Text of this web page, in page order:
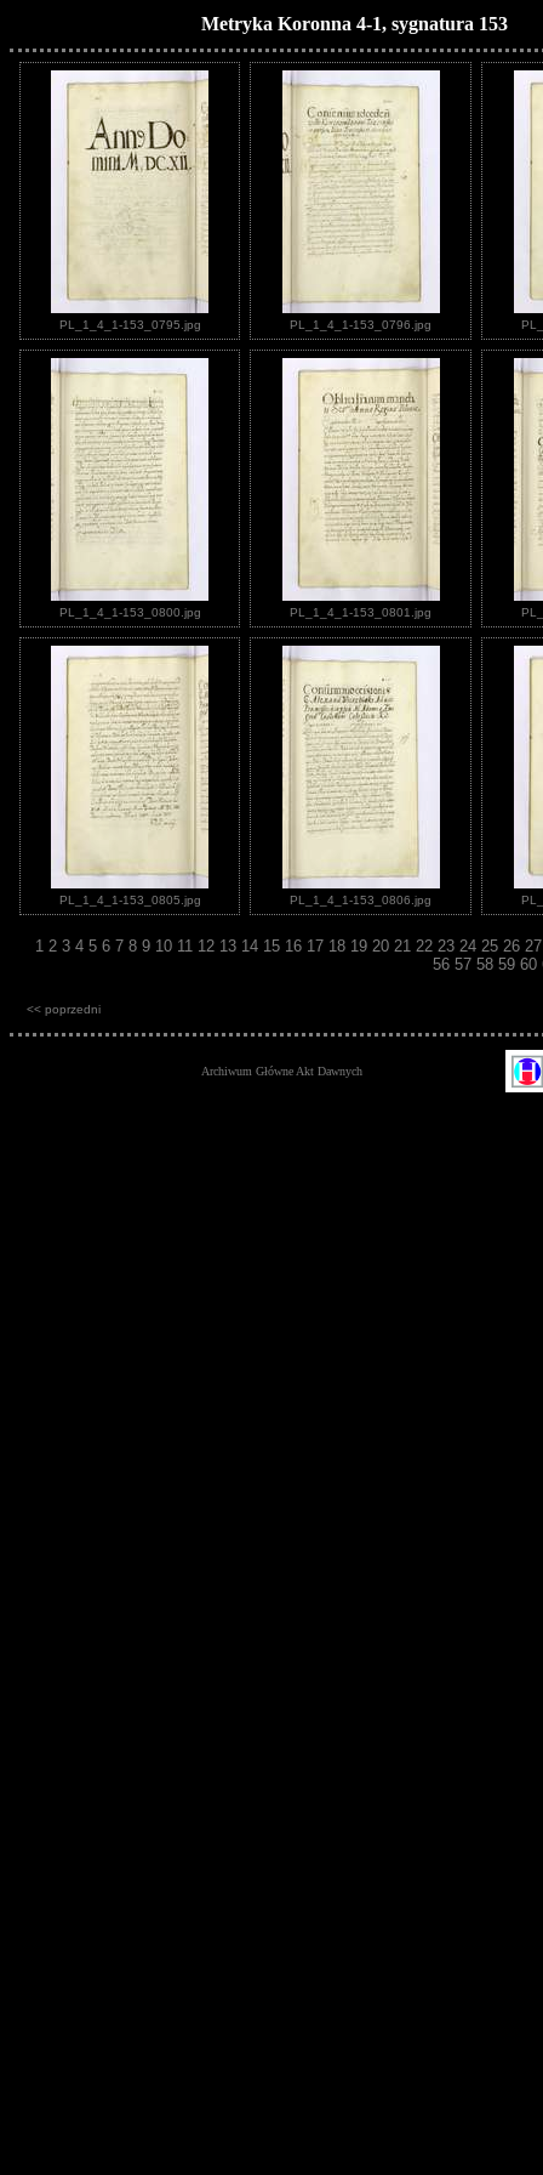
Metryka Koronna 4-1, sygnatura 153
PL_1_4_1-153_0795.jpg PL_1_4_1-153_0796.jpg
PL_1_4_1-153_0800.jpg PL_1_4_1-153_0801.jpg
PL_1_4_1-153_0805.jpg PL_1_4_1-153_0806.jpg
1 2 3 4 5 6 7 8 9 10 11 12 13 14 15 16 17 18 19 20 21 22 23 24 25 26
56 57 58 59 60
<< poprzedni
Archiwum Główne Akt Dawnych